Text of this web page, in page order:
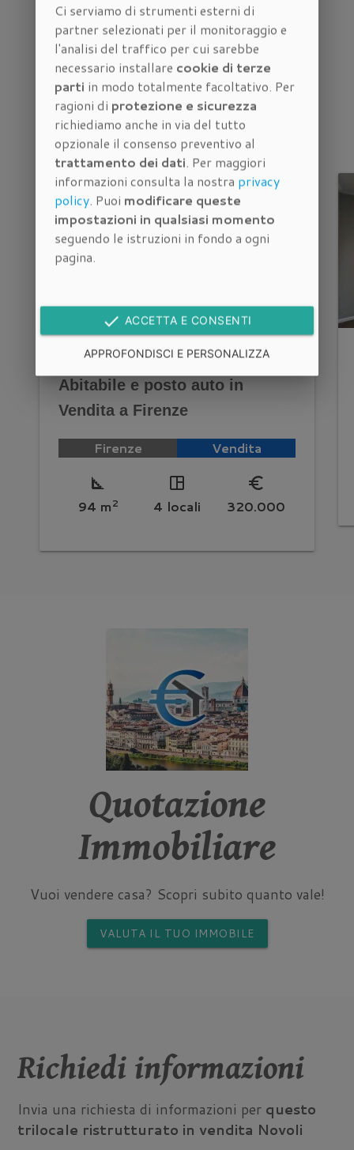
Immobili correlati
Altriappartamenti in vendita a Firenze
Quadrilocale con Terrazza
Abitabile e posto auto in
Vendita a Firenze
Firenze Vendita
square_foot
94 m2
space_dashboard
4 locali
euro_symbol
320.000
Quotazione
Immobiliare
Vuoi vendere casa? Scopri subito quanto vale!
VALUTA IL TUO IMMOBILE
Richiedi informazioni
Invia una richiesta di informazioni per questo
trilocale ristrutturato in vendita Novoli
Ci serviamo di strumenti esterni di
partner selezionati per il monitoraggio e
l'analisi del traffico per cui sarebbe
necessario installare cookie di terze
parti in modo totalmente facoltativo. Per
ragioni di protezione e sicurezza
richiediamo anche in via del tutto
opzionale il consenso preventivo al
trattamento dei dati. Per maggiori
informazioni consulta la nostra privacy
policy. Puoi modificare queste
impostazioni in qualsiasi momento
seguendo le istruzioni in fondo a ogni
pagina.
done ACCETTA E CONSENTI
APPROFONDISCI E PERSONALIZZA